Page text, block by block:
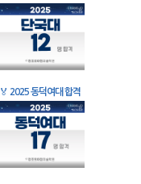
🏅 2025 동덕여대 합격